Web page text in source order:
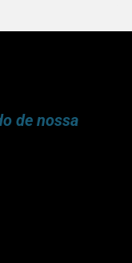
de nossa